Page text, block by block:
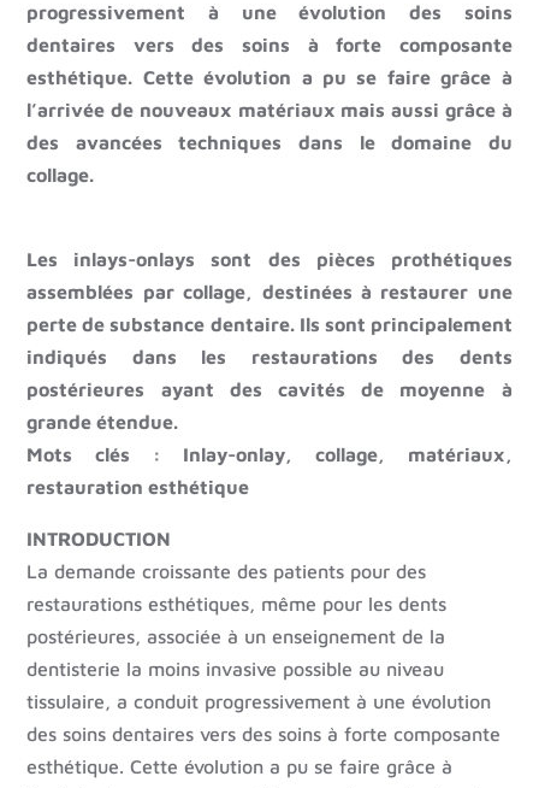
progressivement à une évolution des soins
dentaires vers des soins à forte composante
esthétique. Cette évolution a pu se faire grâce à
l’arrivée de nouveaux matériaux mais aussi grâce à
des avancées techniques dans le domaine du
collage.
Les inlays-onlays sont des pièces prothétiques
assemblées par collage, destinées à restaurer une
perte de substance dentaire. Ils sont principalement
indiqués dans les restaurations des dents
postérieures ayant des cavités de moyenne à
grande étendue.
Mots clés : Inlay-onlay, collage, matériaux,
restauration esthétique
INTRODUCTION
La demande croissante des patients pour des
restaurations esthétiques, même pour les dents
postérieures, associée à un enseignement de la
dentisterie la moins invasive possible au niveau
tissulaire, a conduit progressivement à une évolution
des soins dentaires vers des soins à forte composante
esthétique. Cette évolution a pu se faire grâce à